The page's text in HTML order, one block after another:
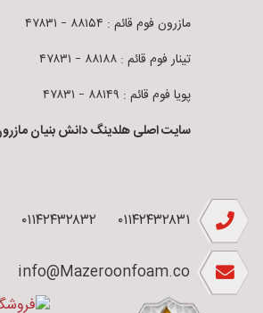
مازرون فوم قائم : ۸۸۱۵۴ – ۴۷۸۳۱
تینار فوم قائم : ۸۸۱۸۸ – ۴۷۸۳۱
پویا فوم قائم : ۸۸۱۴۹ – ۴۷۸۳۱
سایت اصلی هلدینگ دانش بنیان
۰۱۱۴۲۴۳۲۸۳۱ ۰۱۱۴۲۴۳۲۸۳۲
info@Mazeroonfoam.co